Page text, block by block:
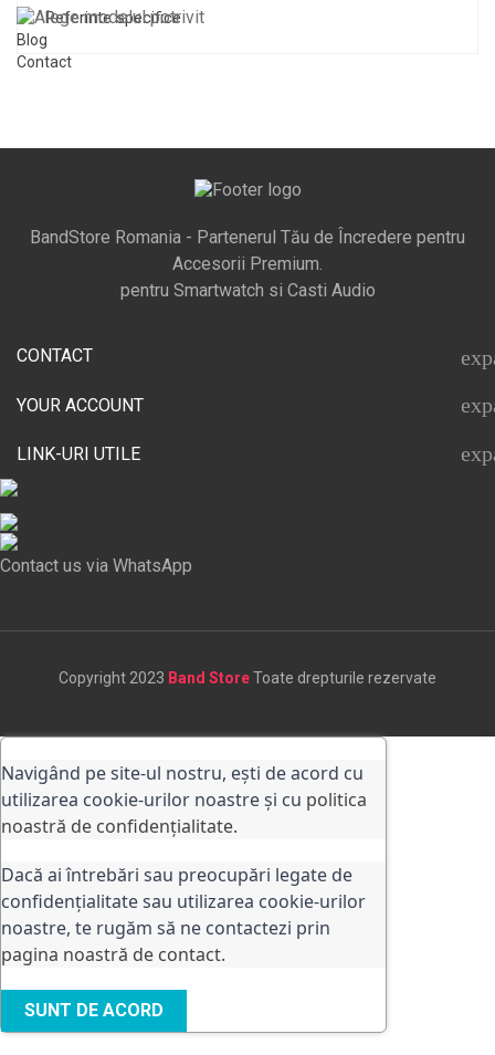
Blog
Contact
Referinte specifice
BandStore Romania - Partenerul Tău de Încredere pentru
Accesorii Premium.
pentru Smartwatch si Casti Audio
CONTACT
YOUR ACCOUNT
LINK-URI UTILE
Contact us via WhatsApp
Copyright 2023 Band StoreToate drepturile rezervate
Navigând pe site-ul nostru, ești de acord cu
utilizarea cookie-urilor noastre și cu politica
noastră de confidențialitate.
Dacă ai întrebări sau preocupări legate de
confidențialitate sau utilizarea cookie-urilor
noastre, te rugăm să ne contactezi prin
pagina noastră de contact.
SUNT DE ACORD